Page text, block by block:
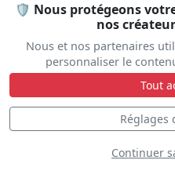
🛡️ Nous protégeons
nos
Nous et nos partenaires
personnaliser le
Tout
Réglages
Continuer
Baltic Bees Jet